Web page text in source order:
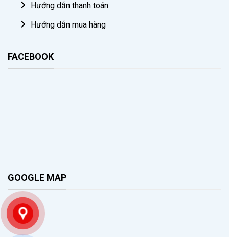
Hướng dẫn thanh toán
Hướng dẫn mua hàng
FACEBOOK
GOOGLE MAP